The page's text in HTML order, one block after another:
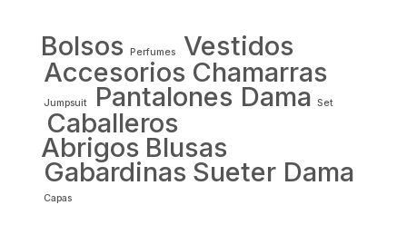
Bolsos Perfumes
Vestidos
Accesorios Chamarras
Jumpsuit Pantalones Dama Set
Caballeros
Abrigos Blusas
Gabardinas Sueter Dama
Capas